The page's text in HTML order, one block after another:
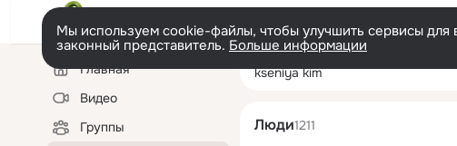
Мы используем cookie-файлы, чтобы улучшить сервисы для
законный представитель. Больше информации
Левая
колонкаГлавная
Видео
Группы
kseniya kim
Люди1211